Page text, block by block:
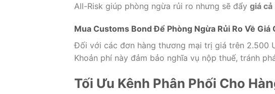
All-Risk giúp phòng ngừa rủi ro nhưng sẽ đẩy giá cả
Mua Customs Bond Để Phòng Ngừa Rủi Ro Về Giá
Đối với các đơn hàng thương mại trị giá trên 2.500
Khoản phí này đảm bảo nghĩa vụ nộp thuế, tránh
Tối Ưu Kênh Phân Phối Cho